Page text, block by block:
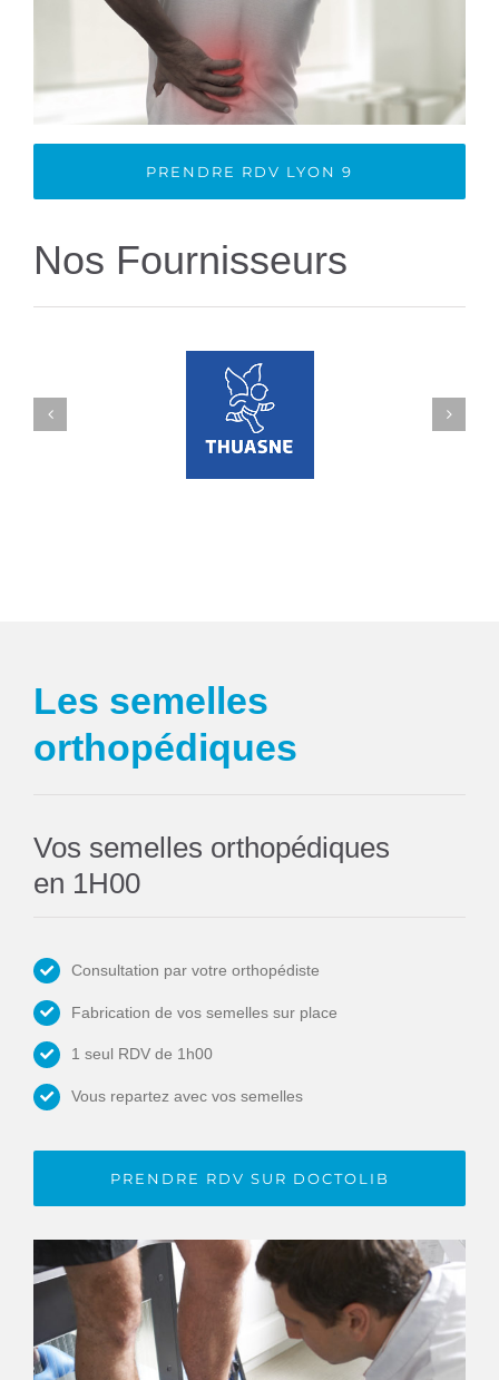
PRENDRE RDV LYON 9
Nos Fournisseurs
Les semelles
orthopédiques
Vos semelles orthopédiques
en 1H00
Consultation par votre orthopédiste
Fabrication de vos semelles sur place
1 seul RDV de 1h00
Vous repartez avec vos semelles
PRENDRE RDV SUR DOCTOLIB